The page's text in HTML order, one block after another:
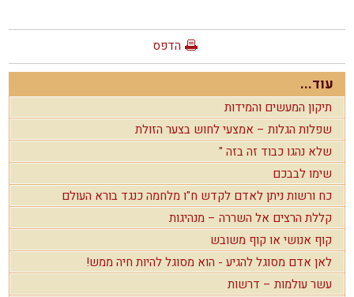
הדפס
עוד...
תיקון המעשים והמידות
שפלות הגלות – אמצעי לחוש בצער הזולת
שלא נהגו כבוד זה בזה "
שימו לבבכם
כח ורשות ניתן לאדם לקדש ח"ו מלחמה כנגד בורא העולם
קללת הרצים אל השררה – מנהיגות
קוף אנושי או קוף משובש
לאן אדם מסוגל להגיע - הוא מסוגל להיות חיה ממש!
עשר עולמות – דרשות